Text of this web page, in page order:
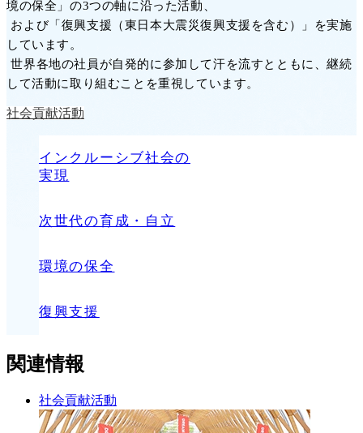
境の保全」の3つの軸に沿った活動、
および「復興支援（東日本大震災復興支援を含む）」を実施
しています。
世界各地の社員が自発的に参加して汗を流すとともに、継続
して活動に取り組むことを重視しています。
社会貢献活動
インクルーシブ社会の
実現
次世代の育成・自立
環境の保全
復興支援
関連情報
社会貢献活動